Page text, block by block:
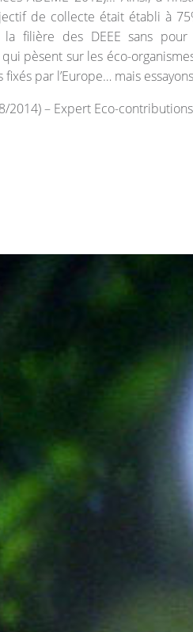
de collecte était établi à
filière des DEEE sans
pèsent sur les éco-
par l’Europe… mais
2014) – Expert Eco-